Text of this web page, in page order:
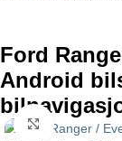
Ford
Android
Click to